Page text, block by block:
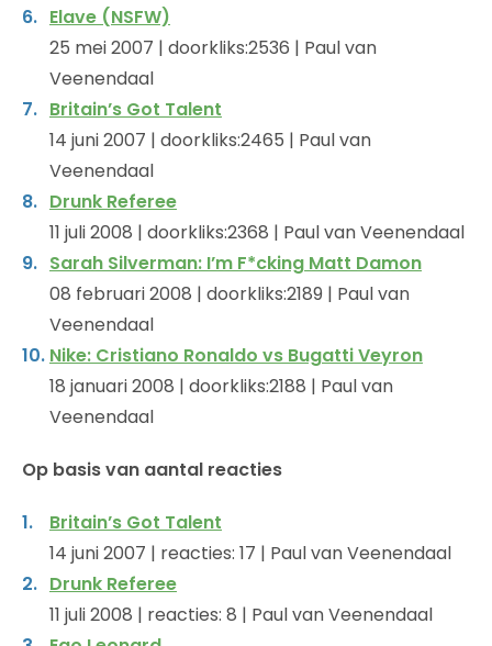
Elave (NSFW)
25 mei 2007 | doorkliks:2536 | Paul van
Veenendaal
Britain’s Got Talent
14 juni 2007 | doorkliks:2465 | Paul van
Veenendaal
Drunk Referee
11 juli 2008 | doorkliks:2368 | Paul van Veenendaal
Sarah Silverman: I’m F*cking Matt Damon
08 februari 2008 | doorkliks:2189 | Paul van
Veenendaal
Nike: Cristiano Ronaldo vs Bugatti Veyron
18 januari 2008 | doorkliks:2188 | Paul van
Veenendaal
Op basis van aantal reacties
Britain’s Got Talent
14 juni 2007 | reacties: 17 | Paul van Veenendaal
Drunk Referee
11 juli 2008 | reacties: 8 | Paul van Veenendaal